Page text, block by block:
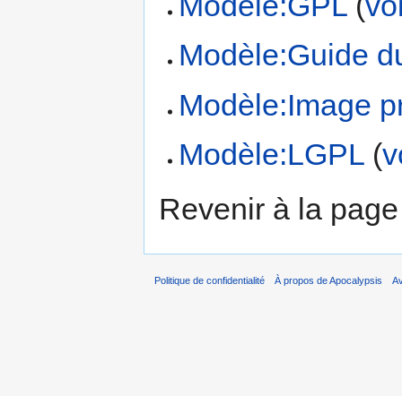
Modèle:Guide
Modèle:Image
Modèle:LGPL (
Revenir à la
Politique de confidentialité À propos de Apocalypsis